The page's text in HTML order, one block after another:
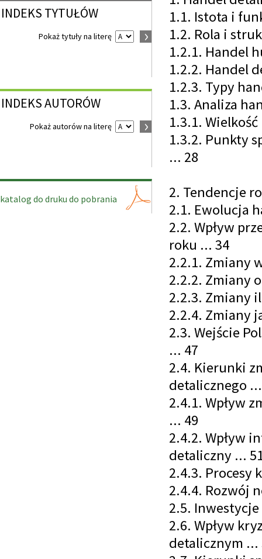
INDEKS TYTUŁÓW
Pokaż tytuły na literę
INDEKSAUTORÓW
Pokaż autorów na literę
katalog do druku do pobrania
1.1. Istota i
1.2. Rola i
1.2.1. Handel
1.2.2. Handel
1.2.3. Typy
1.3. Analiza
1.3.1.
1.3.2. Punkty
... 28
2. Tendencje
2.1. Ewolucja
2.2. Wpływ
roku ... 34
2.2.1. Zmiany
2.2.2. Zmiany
2.2.3. Zmiany
2.2.4. Zmiany
2.3. Wejście
... 47
2.4. Kierunki
detalicznego
2.4.1. Wpływ
... 49
2.4.2. Wpływ
detaliczny ...
2.4.3. Procesy
2.4.4. Rozwój
2.5.
2.6. Wpływ
detalicznym ...